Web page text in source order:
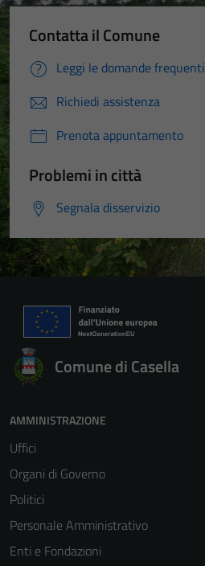
Contatta il Comune
Leggi le domande frequenti
Richiedi assistenza
Prenota appuntamento
Problemi in città
Segnala disservizio
Comune di Casella
AMMINISTRAZIONE
Uffici
Organi di Governo
Politici
Personale Amministrativo
Enti e Fondazioni